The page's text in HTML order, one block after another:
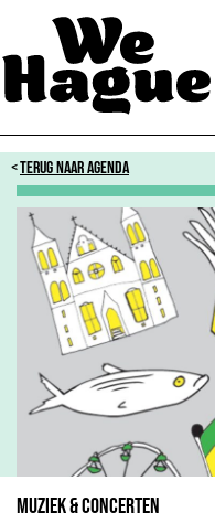
TERUG NAAR AGENDA
Muziek & Concerten